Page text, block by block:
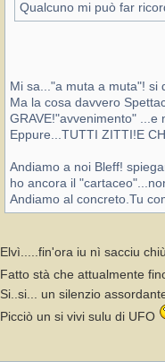
Qualcuno mi può far
Mi sa..."a muta a muta"! si
Ma la cosa davvero
GRAVE!"avvenimento"
Eppure...TUTTI ZITTI!E
Andiamo a noi Bleff!
ho ancora il
Andiamo al concreto.Tu
Elvì.....fin'ora iu nì sacciu
Fatto stà che attualmente
Si..si... un silenzio
Picciò un si vivi sulu di UFO